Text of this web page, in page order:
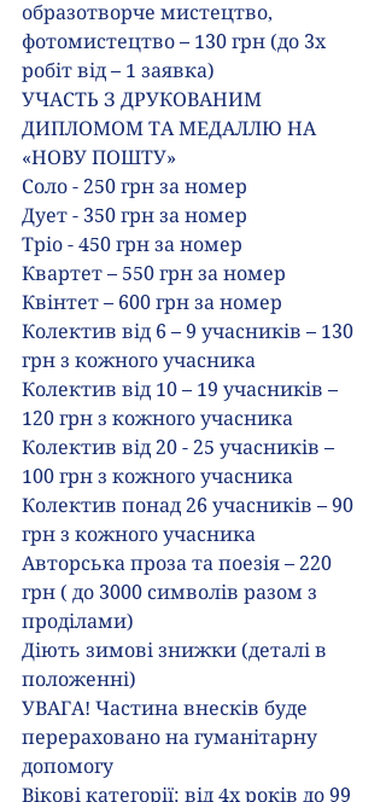
образотворче мистецтво,
фотомистецтво – 130 грн (до 3х
робіт від – 1 заявка)
️УЧАСТЬ З ДРУКОВАНИМ
ДИПЛОМОМ ТА МЕДАЛЛЮ НА
«НОВУ ПОШТУ»
Соло - 250 грн за номер
Дует - 350 грн за номер
Тріо - 450 грн за номер
Квартет – 550 грн за номер
Квінтет – 600 грн за номер
Колектив від 6 – 9 учасників – 130
грн з кожного учасника
Колектив від 10 – 19 учасників –
120 грн з кожного учасника
Колектив від 20 - 25 учасників –
100 грн з кожного учасника
Колектив понад 26 учасників – 90
грн з кожного учасника
Авторська проза та поезія – 220
грн ( до 3000 символів разом з
проділами)
Діють зимові знижки (деталі в
положенні)
УВАГА! Частина внесків буде
перераховано на гуманітарну
допомогу
Вікові категорії: від 4х років до 99